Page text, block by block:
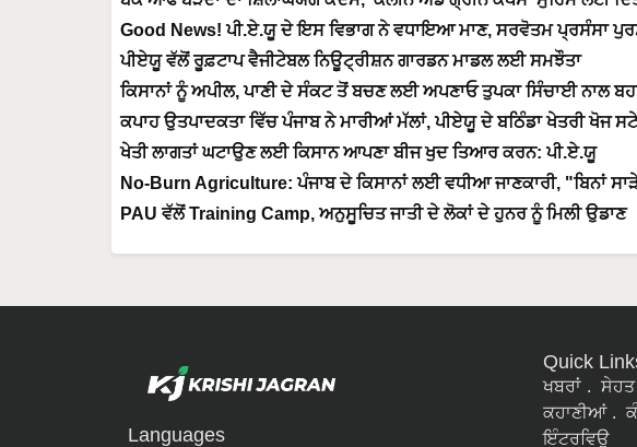
Good News! ਪੀ.ਏ.ਯੂ ਦੇ ਇਸ ਵਿਭਾਗ ਨੇ ਵਧਾਇਆ ਮਾਣ, ਸਰਵੋਤਮ ਪ੍ਰਸੰਸਾ
ਪੀਏਯੂ ਵੱਲੋਂ ਰੂਫ਼ਟਾਪ ਵੈਜੀਟੇਬਲ ਨਿਊਟ੍ਰੀਸ਼ਨ ਗਾਰਡਨ ਮਾਡਲ ਲਈ ਸਮਝੌਤਾ
ਕਿਸਾਨਾਂ ਨੂੰ ਅਪੀਲ, ਪਾਣੀ ਦੇ ਸੰਕਟ ਤੋਂ ਬਚਣ ਲਈ ਅਪਣਾਓ ਤੁਪਕਾ ਸਿੰਚਾਈ ਨਾਲ
ਕਪਾਹ ਉਤਪਾਦਕਤਾ ਵਿੱਚ ਪੰਜਾਬ ਨੇ ਮਾਰੀਆਂ ਮੱਲਾਂ, ਪੀਏਯੂ ਦੇ ਬਠਿੰਡਾ ਖੇਤਰੀ ਖੋਜ
ਖੇਤੀ ਲਾਗਤਾਂ ਘਟਾਉਣ ਲਈ ਕਿਸਾਨ ਆਪਣਾ ਬੀਜ ਖੁਦ ਤਿਆਰ ਕਰਨ: ਪੀ.ਏ.ਯੂ
No-Burn Agriculture: ਪੰਜਾਬ ਦੇ ਕਿਸਾਨਾਂ ਲਈ ਵਧੀਆ ਜਾਣਕਾਰੀ, "ਬਿਨਾਂ
PAU ਵੱਲੋਂ Training Camp, ਅਨੁਸੂਚਿਤ ਜਾਤੀ ਦੇ ਲੋਕਾਂ ਦੇ ਹੁਨਰ ਨੂੰ ਮਿਲੀ ਉਡਾਣ
Languages
Quick
ਖਬਰਾਂ ਸੇਹਤ
ਕਹਾਣੀਆਂ
ਇੰਟਰਵਿਊ